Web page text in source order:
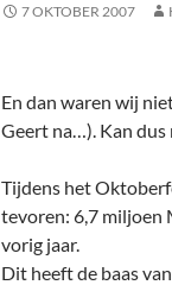
7 OKTOBER 2007
En dan waren wij
Geert na…). Kan
Tijdens het
tevoren: 6,7 miljoen
vorig jaar.
Dit heeft de baas